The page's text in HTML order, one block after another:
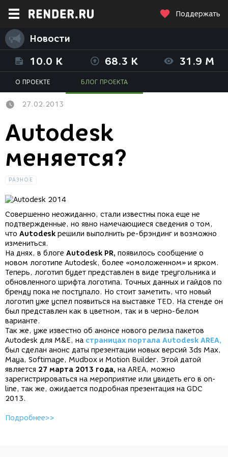
Поддержать
Новости
10.0 K 68.3 K 31.9 M
О ПРОЕКТЕ БЛОГ ПРОЕКТА
27.02.2013
Autodesk
меняется?
РАЗНОЕ
Совершенно неожиданно, стали известны пока еще не
подтвержденные, но явно намечающиеся сведения о том,
что Autodesk решили выполнить ре-брэндинг и возможно
измениться.
На днях, в блоге Autodesk PR, появилось сообщение о
новом логотипе Autodesk, более «омоложенном» и ярком.
Теперь, логотип будет представлен в виде треугольника и
обновленного шрифта логотипа. Точных данных и гайдов по
бренду пока не поступало. Но стоит заметить, что новый
логотип уже успел появиться на выставке TED. На стенде он
был представлен как в цветном, так и в черно-белом
варианте.
Так же, уже известно об анонсе нового релиза пакетов
Autodesk для M&E, на страницах портала Autodesk AREA,
был сделан анонс даты презентации новых версий 3ds Max,
Maya, Softimage, Mudbox и Motion Builder. Этой датой
является 27 марта 2013 года, на AREA, можно
зарегистрироваться на мероприятие или увидеть его в on-
line, так же, ожидается подробная презентация на GDC
2013.
Подробнее>>